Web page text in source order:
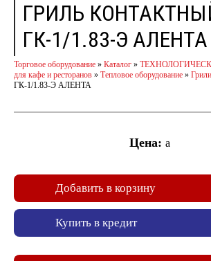
ГРИЛЬ
ГК-1/1.83-Э АЛЕНТА
Торговое оборудование » Каталог »
для кафе и ресторанов » Тепловое оборудование » Грили
ГК-1/1.83-Э АЛЕНТА
Цена: a
Добавить в корзину
Купить в кредит